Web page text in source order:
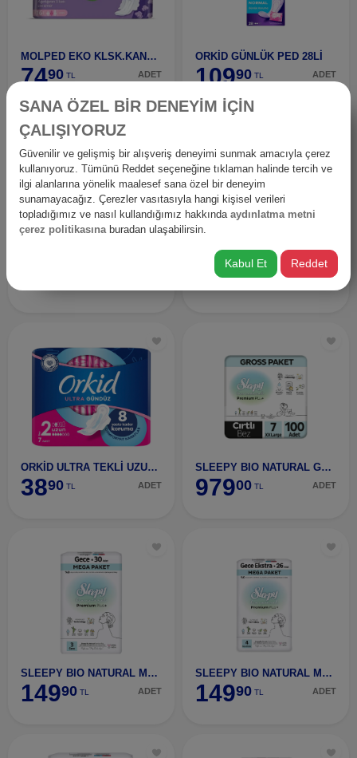
MOLPED EKO KLSK.KANATU UZUN 16 U
7490 TL ADET
ORKİD GÜNLÜK PED 28Lİ
10990 TL ADET
ORKİD ULTRA TEKLİ NORMAL 8Lİ
3890 TL ADET
ORKİD ULTRA TEKLİ UZUN 7 Lİ
3890 TL ADET
SLEEPY BIO NATURAL GROSS XXL 100 ADET
97900 TL ADET
SLEEPY BIO NATURAL MEGA GECE
14990 TL ADET
SLEEPY BIO NATURAL MEGA GECE EXTRA
14990 TL ADET
SANA ÖZEL BİR DENEYİM İÇİN
ÇALIŞIYORUZ
Güvenilir ve gelişmiş bir alışveriş deneyimi sunmak amacıyla çerez
kullanıyoruz. Tümünü Reddet seçeneğine tıklaman halinde tercih ve
ilgi alanlarına yönelik maalesef sana özel bir deneyim
sunamayacağız. Çerezler vasıtasıyla hangi kişisel verileri
topladığımız ve nasıl kullandığımız hakkında aydınlatma metni
çerez politikasına buradan ulaşabilirsin.
Kabul Et Reddet